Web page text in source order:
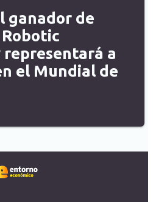
ganador de
Robotic
representará a
el Mundial de